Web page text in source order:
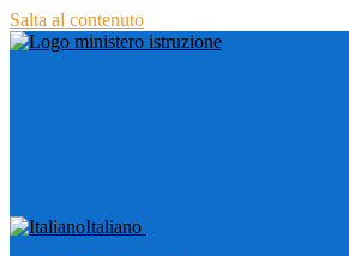
Salta al contenuto
Italiano